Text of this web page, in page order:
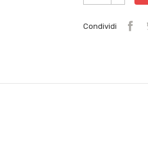
Condividi